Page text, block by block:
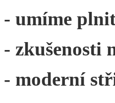
- umíme
- zkušenosti
- moderní